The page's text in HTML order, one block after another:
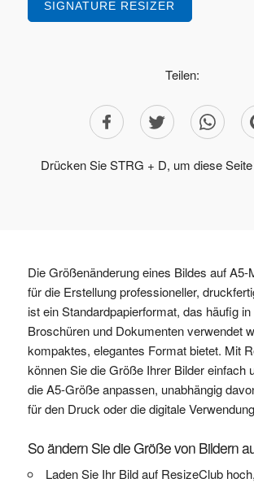
SIGNATURE RESIZER
Teilen:
Drücken Sie STRG + D, um diese
Die Größenänderung eines Bildes auf A5-
für die Erstellung professioneller,
ist ein Standardpapierformat, das häufig
Broschüren und Dokumenten verwendet
kompaktes, elegantes Format bietet. Mit
können Sie die Größe Ihrer Bilder einfach
die A5-Größe anpassen, unabhängig
für den Druck oder die digitale
So ändern Sie die Größe von Bildern
Laden Sie Ihr Bild auf ResizeClub